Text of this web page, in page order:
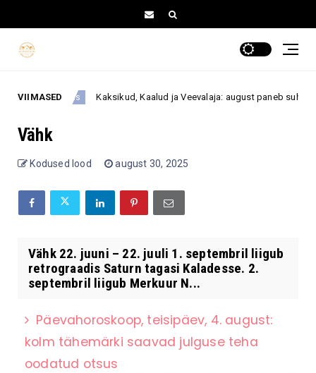
VIIMASED
Armastus Kaksikud, Kaalud ja Veevalaja: august paneb suhted ja
Vähk
Kodused lood august 30, 2025
Vähk 22. juuni – 22. juuli 1. septembril liigub
retrograadis Saturn tagasi Kaladesse. 2.
septembril liigub Merkuur N...
Päevahoroskoop, teisipäev, 4. august:
kolm tähemärki saavad julguse teha
oodatud otsus